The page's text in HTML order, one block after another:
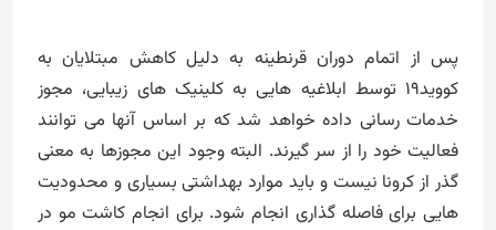
پس از اتمام دوران قرنطینه به دلیل کاهش مبتلایان به
کووید19 توسط ابلاغیه هایی به کلینیک های زیبایی، مجوز
خدمات رسانی داده خواهد شد که بر اساس آنها می توانند
فعالیت خود را از سر گیرند. البته وجود این مجوزها به معنی
گذر از کرونا نیست و باید موارد بهداشتی بسیاری و محدودیت
هایی برای فاصله گذاری انجام شود. برای انجام کاشت مو در